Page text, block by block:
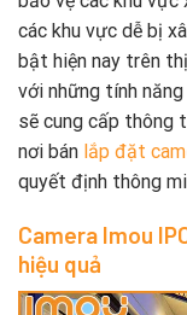
các khu vực dễ bị
bật hiện nay trên
với những tính
sẽ cung cấp thông
nơi bán lắp đặt
quyết định thông
Camera Imou
hiệu quả